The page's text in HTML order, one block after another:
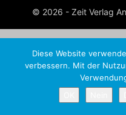
© 2026 - Zeit Verlag
Diese Website
verbessern. Mit der